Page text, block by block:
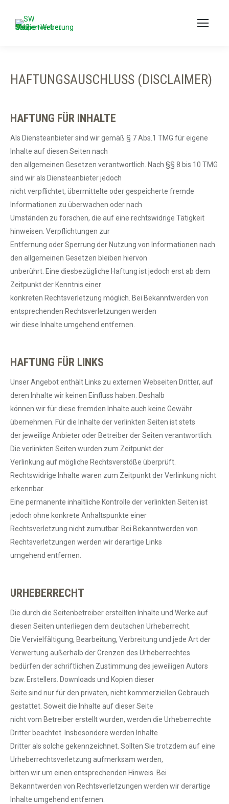
HAFTUNGSAUSCHLUSS (DISCLAIMER)
HAFTUNG FÜR INHALTE
Als Diensteanbieter sind wir gemäß § 7 Abs.1 TMG für eigene
Inhalte auf diesen Seiten nach
den allgemeinen Gesetzen verantwortlich. Nach §§ 8 bis 10 TMG
sind wir als Diensteanbieter jedoch
nicht verpflichtet, übermittelte oder gespeicherte fremde
Informationen zu überwachen oder nach
Umständen zu forschen, die auf eine rechtswidrige Tätigkeit
hinweisen. Verpflichtungen zur
Entfernung oder Sperrung der Nutzung von Informationen nach
den allgemeinen Gesetzen bleiben hiervon
unberührt. Eine diesbezügliche Haftung ist jedoch erst ab dem
Zeitpunkt der Kenntnis einer
konkreten Rechtsverletzung möglich. Bei Bekanntwerden von
entsprechenden Rechtsverletzungen werden
wir diese Inhalte umgehend entfernen.
HAFTUNG FÜR LINKS
Unser Angebot enthält Links zu externen Webseiten Dritter, auf
deren Inhalte wir keinen Einfluss haben. Deshalb
können wir für diese fremden Inhalte auch keine Gewähr
übernehmen. Für die Inhalte der verlinkten Seiten ist stets
der jeweilige Anbieter oder Betreiber der Seiten verantwortlich.
Die verlinkten Seiten wurden zum Zeitpunkt der
Verlinkung auf mögliche Rechtsverstöße überprüft.
Rechtswidrige Inhalte waren zum Zeitpunkt der Verlinkung nicht
erkennbar.
Eine permanente inhaltliche Kontrolle der verlinkten Seiten ist
jedoch ohne konkrete Anhaltspunkte einer
Rechtsverletzung nicht zumutbar. Bei Bekanntwerden von
Rechtsverletzungen werden wir derartige Links
umgehend entfernen.
URHEBERRECHT
Die durch die Seitenbetreiber erstellten Inhalte und Werke auf
diesen Seiten unterliegen dem deutschen Urheberrecht.
Die Vervielfältigung, Bearbeitung, Verbreitung und jede Art der
Verwertung außerhalb der Grenzen des Urheberrechtes
bedürfen der schriftlichen Zustimmung des jeweiligen Autors
bzw. Erstellers. Downloads und Kopien dieser
Seite sind nur für den privaten, nicht kommerziellen Gebrauch
gestattet. Soweit die Inhalte auf dieser Seite
nicht vom Betreiber erstellt wurden, werden die Urheberrechte
Dritter beachtet. Insbesondere werden Inhalte
Dritter als solche gekennzeichnet. Sollten Sie trotzdem auf eine
Urheberrechtsverletzung aufmerksam werden,
bitten wir um einen entsprechenden Hinweis. Bei
Bekanntwerden von Rechtsverletzungen werden wir derartige
Inhalte umgehend entfernen.